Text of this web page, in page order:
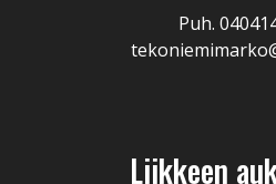
Puh.
Liikkeen